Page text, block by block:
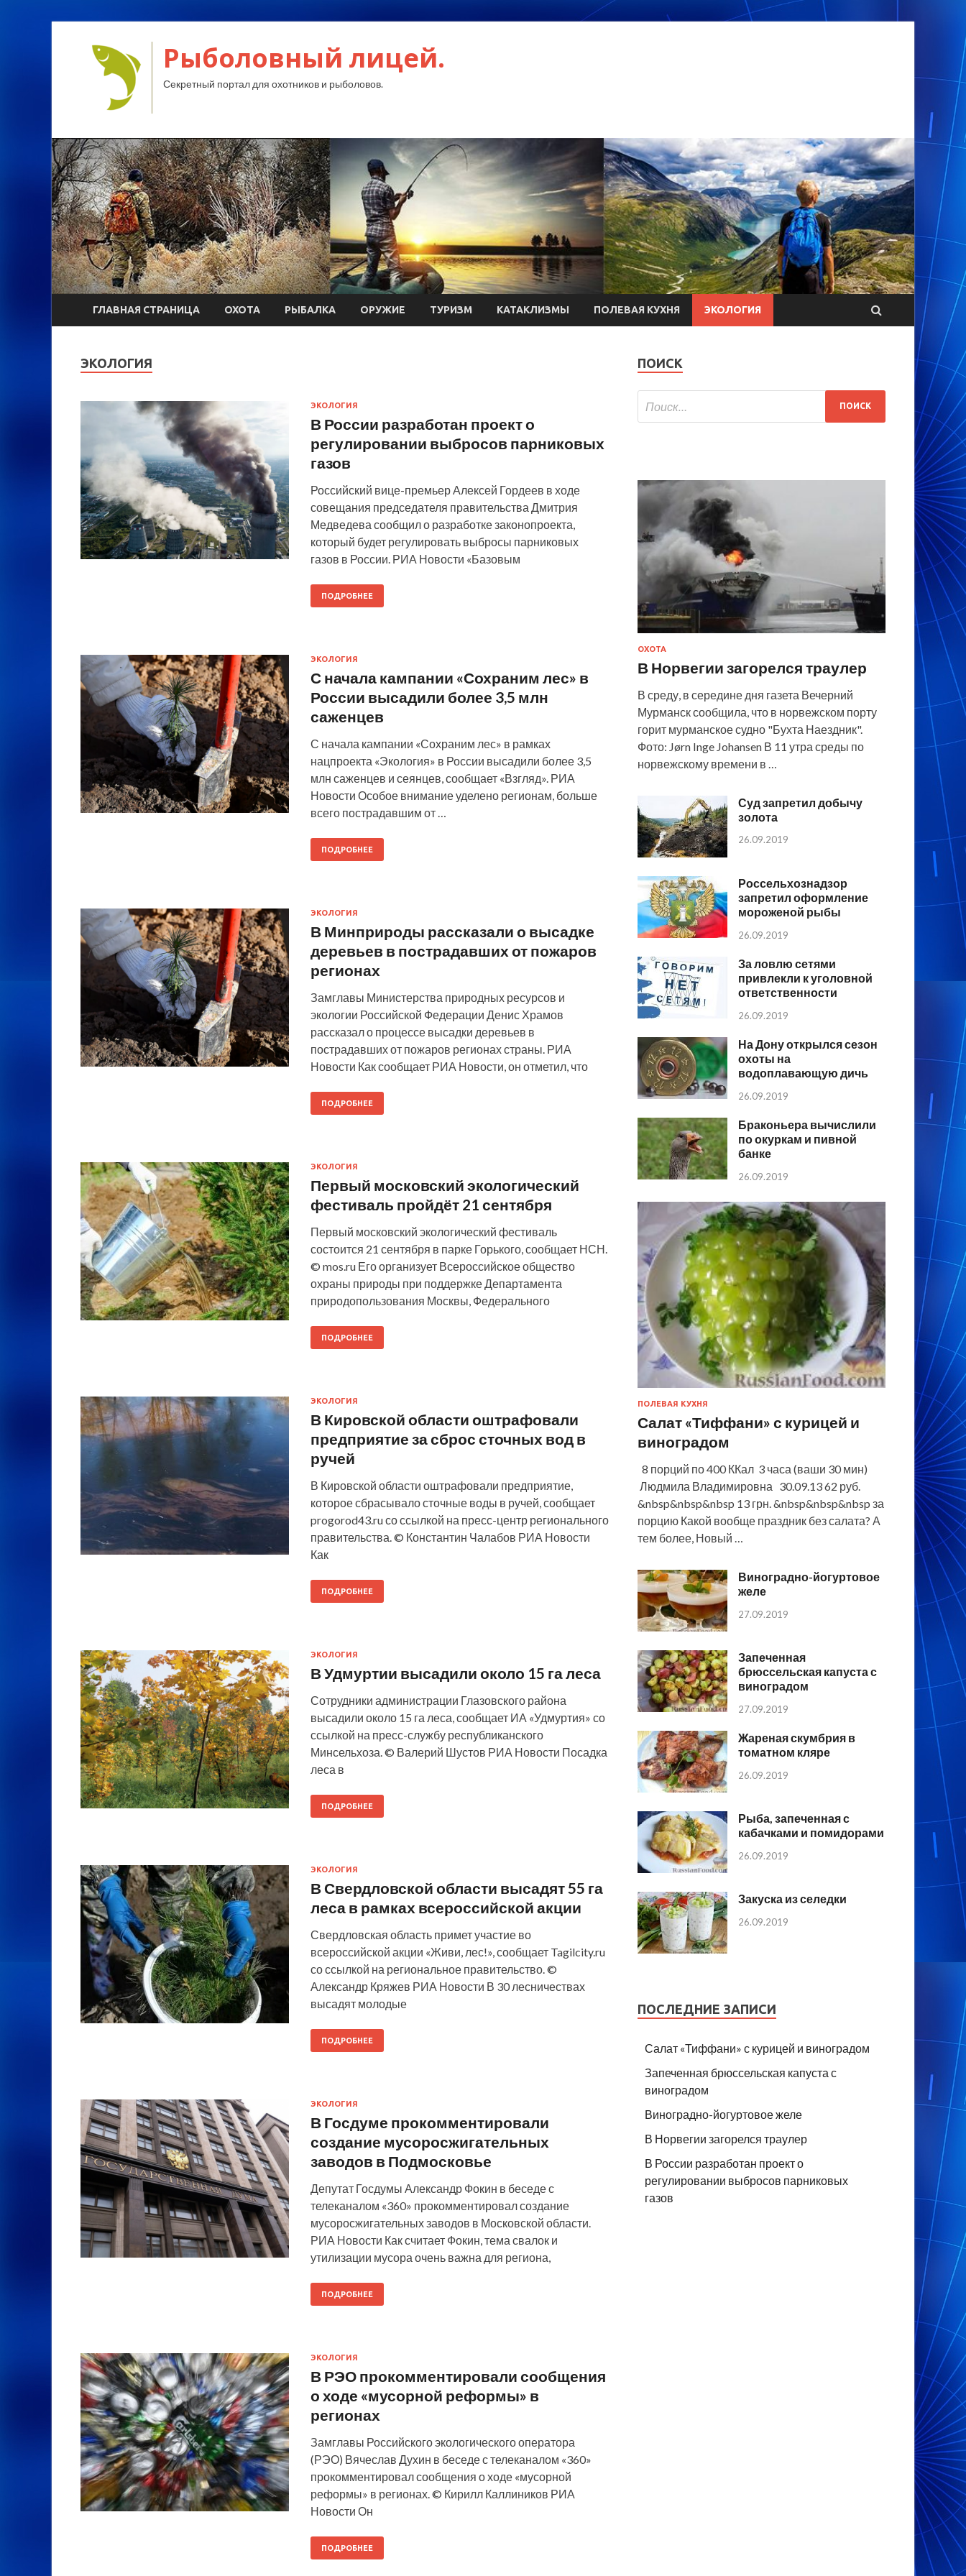
Рыболовный лицей.
Секретный портал для охотников и рыболовов.
ГЛАВНАЯ СТРАНИЦА ОХОТА РЫБАЛКА ОРУЖИЕ ТУРИЗМ КАТАКЛИЗМЫ ПОЛЕВАЯ КУХНЯ ЭКОЛОГИЯ
ЭКОЛОГИЯ
ЭКОЛОГИЯ
В России разработан проект о
регулировании выбросов парниковых
газов
Российский вице-премьер Алексей Гордеев в ходе
совещания председателя правительства Дмитрия
Медведева сообщил о разработке законопроекта,
который будет регулировать выбросы парниковых
газов в России. РИА Новости «Базовым
ПОДРОБНЕЕ
ЭКОЛОГИЯ
С начала кампании «Сохраним лес» в
России высадили более 3,5 млн
саженцев
С начала кампании «Сохраним лес» в рамках
нацпроекта «Экология» в России высадили более 3,5
млн саженцев и сеянцев, сообщает «Взгляд». РИА
Новости Особое внимание уделено регионам, больше
всего пострадавшим от …
ПОДРОБНЕЕ
ЭКОЛОГИЯ
В Минприроды рассказали о высадке
деревьев в пострадавших от пожаров
регионах
Замглавы Министерства природных ресурсов и
экологии Российской Федерации Денис Храмов
рассказал о процессе высадки деревьев в
пострадавших от пожаров регионах страны. РИА
Новости Как сообщает РИА Новости, он отметил, что
ПОДРОБНЕЕ
ЭКОЛОГИЯ
Первый московский экологический
фестиваль пройдёт 21 сентября
Первый московский экологический фестиваль
состоится 21 сентября в парке Горького, сообщает НСН.
© mos.ru Его организует Всероссийское общество
охраны природы при поддержке Департамента
природопользования Москвы, Федерального
ПОДРОБНЕЕ
ЭКОЛОГИЯ
В Кировской области оштрафовали
предприятие за сброс сточных вод в
ручей
В Кировской области оштрафовали предприятие,
которое сбрасывало сточные воды в ручей, сообщает
progorod43.ru со ссылкой на пресс-центр регионального
правительства. © Константин Чалабов РИА Новости
Как
ПОДРОБНЕЕ
ЭКОЛОГИЯ
В Удмуртии высадили около 15 га леса
Сотрудники администрации Глазовского района
высадили около 15 га леса, сообщает ИА «Удмуртия» со
ссылкой на пресс-службу республиканского
Минсельхоза. © Валерий Шустов РИА Новости Посадка
леса в
ПОДРОБНЕЕ
ЭКОЛОГИЯ
В Свердловской области высадят 55 га
леса в рамках всероссийской акции
Свердловская область примет участие во
всероссийской акции «Живи, лес!», сообщает Tagilcity.ru
со ссылкой на региональное правительство. ©
Александр Кряжев РИА Новости В 30 лесничествах
высадят молодые
ПОДРОБНЕЕ
ЭКОЛОГИЯ
В Госдуме прокомментировали
создание мусоросжигательных
заводов в Подмосковье
Депутат Госдумы Александр Фокин в беседе с
телеканалом «360» прокомментировал создание
мусоросжигательных заводов в Московской области.
РИА Новости Как считает Фокин, тема свалок и
утилизации мусора очень важна для региона,
ПОДРОБНЕЕ
ЭКОЛОГИЯ
В РЭО прокомментировали сообщения
о ходе «мусорной реформы» в
регионах
Замглавы Российского экологического оператора
(РЭО) Вячеслав Духин в беседе с телеканалом «360»
прокомментировал сообщения о ходе «мусорной
реформы» в регионах. © Кирилл Каллиников РИА
Новости Он
ПОДРОБНЕЕ
ПОИСК
ОХОТА
В Норвегии загорелся траулер
В среду, в середине дня газета Вечерний
Мурманск сообщила, что в норвежском порту
горит мурманское судно "Бухта Наездник".
Фото: Jørn Inge Johansen В 11 утра среды по
норвежскому времени в …
Суд запретил добычу
золота
26.09.2019
Россельхознадзор
запретил оформление
мороженой рыбы
26.09.2019
За ловлю сетями
привлекли к уголовной
ответственности
26.09.2019
На Дону открылся сезон
охоты на
водоплавающую дичь
26.09.2019
Браконьера вычислили
по окуркам и пивной
банке
26.09.2019
ПОЛЕВАЯ КУХНЯ
Салат «Тиффани» с курицей и
виноградом
8 порций по 400 ККал 3 часа (ваши 30 мин)
Людмила Владимировна 30.09.13 62 руб.
&nbsp&nbsp&nbsp 13 грн. &nbsp&nbsp&nbsp за
порцию Какой вообще праздник без салата? А
тем более, Новый …
Виноградно-йогуртовое
желе
27.09.2019
Запеченная
брюссельская капуста с
виноградом
27.09.2019
Жареная скумбрия в
томатном кляре
26.09.2019
Рыба, запеченная с
кабачками и помидорами
26.09.2019
Закуска из селедки
26.09.2019
ПОСЛЕДНИЕ ЗАПИСИ
Салат «Тиффани» с курицей и виноградом
Запеченная брюссельская капуста с
виноградом
Виноградно-йогуртовое желе
В Норвегии загорелся траулер
В России разработан проект о
регулировании выбросов парниковых
газов